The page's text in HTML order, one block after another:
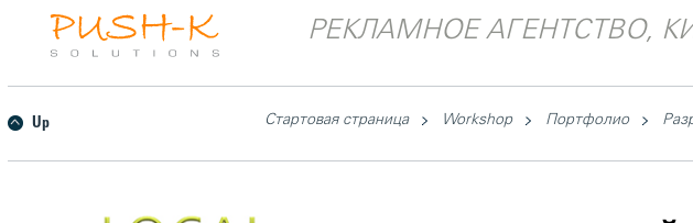
РЕКЛАМНОЕ АГЕНТСТВО,
Up Стартовая страница Workshop Портфолио